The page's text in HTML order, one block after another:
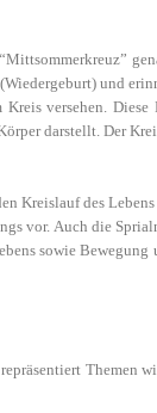
und
versehen.
darstellt. Der
Kreislauf des
vor. Auch die
sowie
repräsentiert